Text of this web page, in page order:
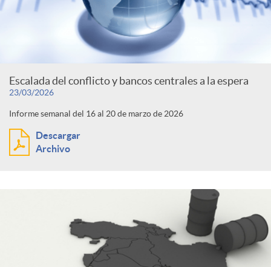
Escalada del conflicto y bancos centrales a la espera
23/03/2026
Informe semanal del 16 al 20 de marzo de 2026
Descargar
Archivo